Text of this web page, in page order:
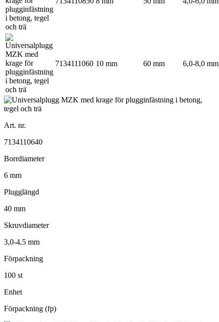
7134111060 10 mm 60 mm 6,0-8,0 mm
Art. nr.
7134110640
Borrdiameter
6 mm
Plugglängd
40 mm
Skruvdiameter
3,0-4,5 mm
Förpackning
100 st
Enhet
Förpackning (fp)